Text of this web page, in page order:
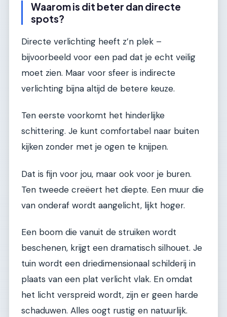
Waarom is dit beter dan directe
spots?
Directe verlichting heeft z’n plek –
bijvoorbeeld voor een pad dat je echt veilig
moet zien. Maar voor sfeer is indirecte
verlichting bijna altijd de betere keuze.
Ten eerste voorkomt het hinderlijke
schittering. Je kunt comfortabel naar buiten
kijken zonder met je ogen te knijpen.
Dat is fijn voor jou, maar ook voor je buren.
Ten tweede creëert het diepte. Een muur die
van onderaf wordt aangelicht, lijkt hoger.
Een boom die vanuit de struiken wordt
beschenen, krijgt een dramatisch silhouet. Je
tuin wordt een driedimensionaal schilderij in
plaats van een plat verlicht vlak. En omdat
het licht verspreid wordt, zijn er geen harde
schaduwen. Alles oogt rustig en natuurlijk.